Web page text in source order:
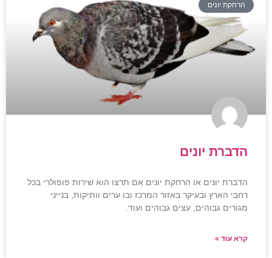
הרחקת יונים
הדברת יונים
הדברת יונים או הרחקת יונים אם תרצו הוא שירות פופולרי בכל
רחבי הארץ ובעיקר באזור המרכז ובו ערים וותיקות, בנייני
מגורים גבוהים, עצים גבוהים ועוד.
קרא עוד »